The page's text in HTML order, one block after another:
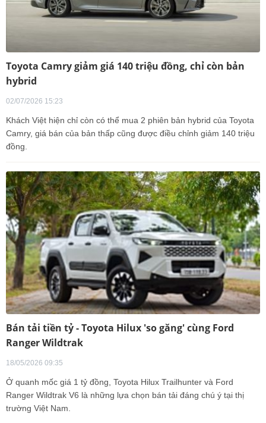
Toyota Camry giảm giá 140 triệu đồng, chỉ còn bản
hybrid
02/07/2026 15:23
Khách Việt hiện chỉ còn có thể mua 2 phiên bản hybrid của Toyota
Camry, giá bán của bản thấp cũng được điều chỉnh giảm 140 triệu
đồng.
Bán tải tiền tỷ - Toyota Hilux 'so găng' cùng Ford
Ranger Wildtrak
18/05/2026 09:35
Ở quanh mốc giá 1 tỷ đồng, Toyota Hilux Trailhunter và Ford
Ranger Wildtrak V6 là những lựa chọn bán tải đáng chú ý tại thị
trường Việt Nam.